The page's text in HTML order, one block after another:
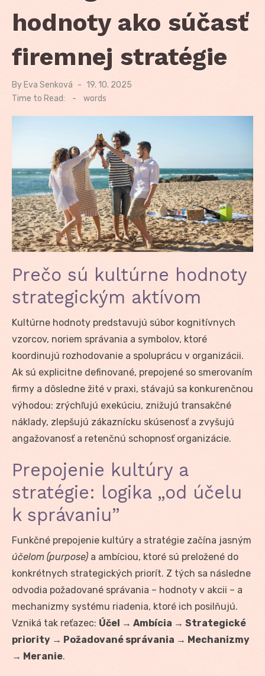
hodnoty ako súčasť
firemnej stratégie
By Eva Senková
Posted
on
19. 10. 2025
Time to Read:
- words
Prečo sú kultúrne hodnoty
strategickým aktívom
Kultúrne hodnoty predstavujú súbor kognitívnych
vzorcov, noriem správania a symbolov, ktoré
koordinujú rozhodovanie a spoluprácu v organizácii.
Ak sú explicitne definované, prepojené so smerovaním
firmy a dôsledne žité v praxi, stávajú sa konkurenčnou
výhodou: zrýchľujú exekúciu, znižujú transakčné
náklady, zlepšujú zákaznícku skúsenosť a zvyšujú
angažovanosť a retenčnú schopnosť organizácie.
Prepojenie kultúry a
stratégie: logika „od účelu
k správaniu”
Funkčné prepojenie kultúry a stratégie začína jasným
účelom (purpose) a ambíciou, ktoré sú preložené do
konkrétnych strategických priorít. Z tých sa následne
odvodia požadované správania – hodnoty v akcii – a
mechanizmy systému riadenia, ktoré ich posilňujú.
Vzniká tak reťazec: Účel → Ambícia → Strategické
priority → Požadované správania → Mechanizmy
→ Meranie.